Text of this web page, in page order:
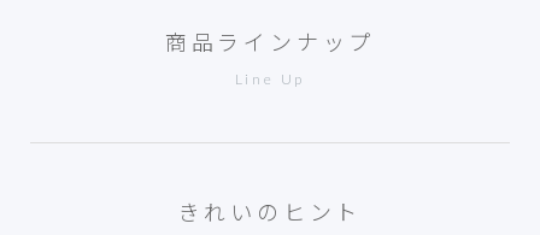
商品ラインナップ
Line Up
きれいのヒント